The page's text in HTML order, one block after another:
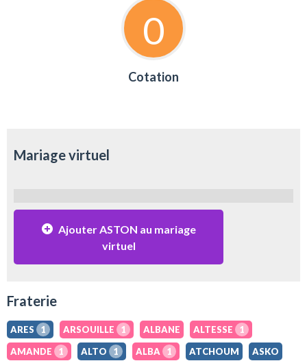
0
Cotation
Mariage virtuel
Ajouter ASTON au mariage
virtuel
Fraterie
ARES 1 ARSOUILLE 1 ALBANE ALTESSE
1
AMANDE
1 ALTO 1 ALBA 1 ATCHOUM
ASKO